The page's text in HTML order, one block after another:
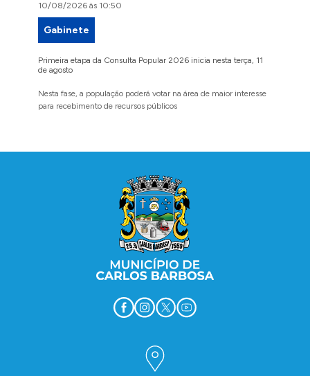
10/08/2026 às 10:50
Gabinete
Primeira etapa da Consulta Popular 2026 inicia nesta terça, 11
de agosto
Nesta fase, a população poderá votar na área de maior interesse
para recebimento de recursos públicos